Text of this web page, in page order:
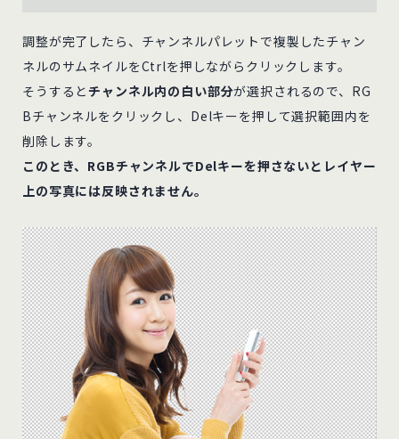
調整が完了したら、チャンネルパレットで複製したチャン
ネルのサムネイルをCtrlを押しながらクリックします。
そうすると チャンネル内の白い部分が選択されるので、RG
Bチャンネルをクリックし、Delキーを押して選択範囲内を
削除します。
このとき、RGBチャンネルでDelキーを押さないとレイヤー
上の写真には反映されません。